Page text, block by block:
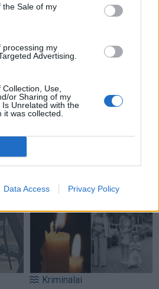
the Sale of my
processing my
Advertising.
Use,
or Sharing of my
Unrelated with the
was collected.
Data Access Privacy Policy
Kriminalai